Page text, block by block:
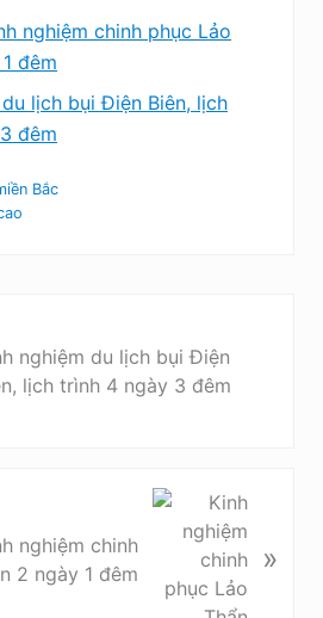
nghiệm chinh phục Lảo
đêm
lịch bụi Điện Biên, lịch
đêm
Bắc
nghiệm du lịch bụi Điện
lịch trình 4 ngày 3 đêm
nghiệm chinh
2 ngày 1 đêm
»